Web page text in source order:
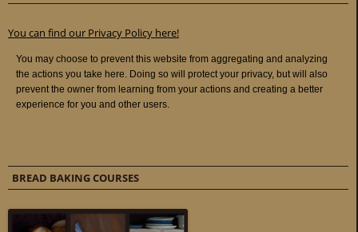
You can find our Privacy Policy here!
BREAD BAKING COURSES